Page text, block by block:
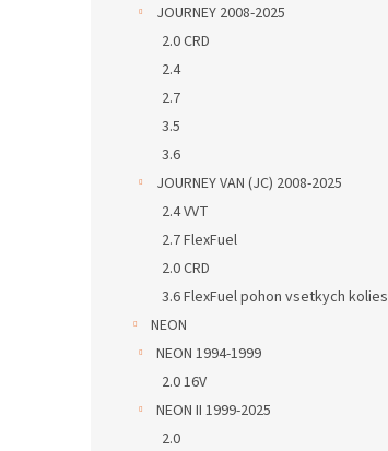
JOURNEY 2008-2025
2.0 CRD
2.4
2.7
3.5
3.6
JOURNEY VAN (JC) 2008-2025
2.4 VVT
2.7 FlexFuel
2.0 CRD
3.6 FlexFuel pohon vsetkych kolies
NEON
NEON 1994-1999
2.0 16V
NEON II 1999-2025
2.0